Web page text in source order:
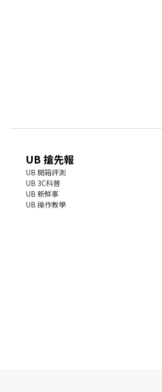
UB 搶先報
UB 開箱評測
UB 3C科普
UB 新鮮事
UB 操作教學